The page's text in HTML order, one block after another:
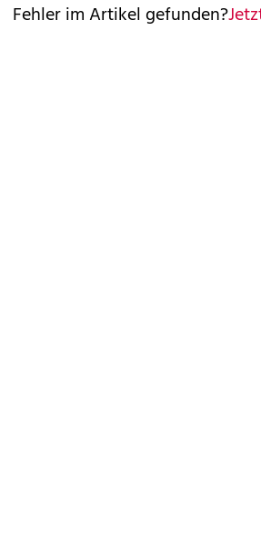
Fehler im Artikel gefunden?